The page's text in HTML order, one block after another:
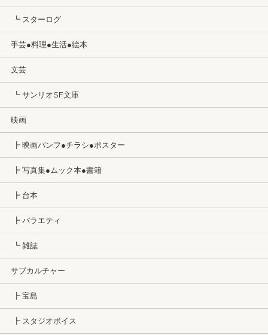
┗ スターログ
手芸●料理●生活●絵本
文芸
┗ サンリオSF文庫
映画
┣ 映画パンフ●チラシ●ポスター
┣ 写真集●ムック本●書籍
┣ 台本
┣ バラエティ
┗ 雑誌
サブカルチャー
┣ 宝島
┣ スタジオボイス